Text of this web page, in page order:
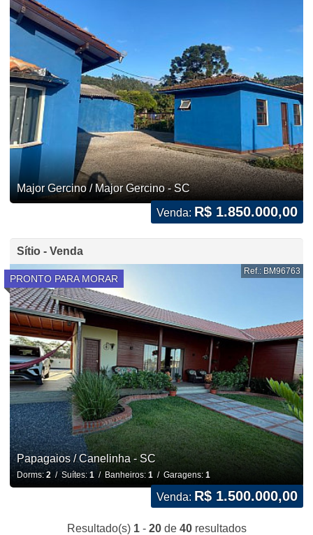
Major Gercino / Major Gercino - SC
Venda: R$ 1.850.000,00
Sítio - Venda
PRONTO PARA MORAR
Ref.: BM96763
Papagaios / Canelinha - SC
Dorms: 2/ Suítes:1 / Banheiros: 1 / Garagens: 1
Venda: R$ 1.500.000,00
Resultado(s) 1- 20de 40resultados